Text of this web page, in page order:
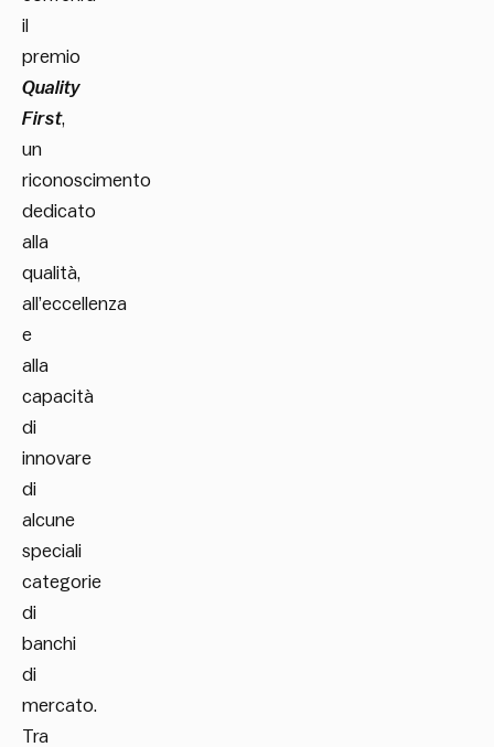
il
premio
Quality
First,
un
riconoscimento
dedicato
alla
qualità,
all’eccellenza
e
alla
capacità
di
innovare
di
alcune
speciali
categorie
di
banchi
di
mercato.
Tra